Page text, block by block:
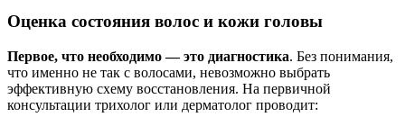
Оценка состояния волос и кожи головы
Первое, что необходимо — это диагностика. Без понимания,
что именно не так с волосами, невозможно выбрать
эффективную схему восстановления. На первичной
консультации трихолог или дерматолог проводит: